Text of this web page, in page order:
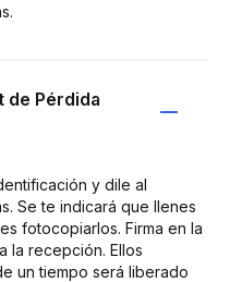
de Pérdida
y dile al
Se te indicará que llenes
fotocopiarlos. Firma en la
la recepción. Ellos
un tiempo será liberado